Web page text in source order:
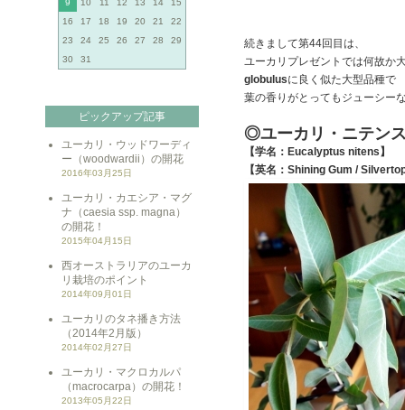
9
10 11 12 13 14
15
16
17 18 19 20 21
22
23
24 25 26 27 28
29
30
31
ピックアップ記事
ユーカリ・ウッドワーディ
ー（woodwardii）の開花
2016年03月25日
ユーカリ・カエシア・マグ
ナ（caesia ssp. magna）
の開花！
2015年04月15日
西オーストラリアのユーカ
リ栽培のポイント
2014年09月01日
ユーカリのタネ播き方法
（2014年2月版）
2014年02月27日
ユーカリ・マクロカルパ
（macrocarpa）の開花！
2013年05月22日
続きまして第44回目は、
ユーカリプレゼントでは何故か
globulusに良く似た大型品種で
葉の香りがとってもジューシー
◎ユーカリ・ニテン
【学名：Eucalyptus nitens】
【英名：Shining Gum /